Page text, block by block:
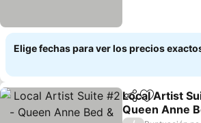
Elige fechas para ver los precios
CompartirAgregar a
Local Artist
Queen Anne